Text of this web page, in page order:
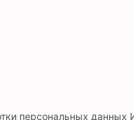
персональных данных